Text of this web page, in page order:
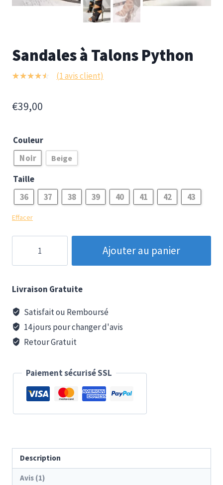
Sandales à Talons Python
5 basé
sur
(1avis client)
€39,00
Couleur
Noir Beige
Taille
36 37 38 39 40 41 42 43
Effacer
Sandales
Talons
Python
Ajouter au panier
Livraison Gratuite
Satisfait ou Remboursé
14 jours pour changer d'avis
Retour Gratuit
Paiement sécurisé SSL
Description
Avis (1)